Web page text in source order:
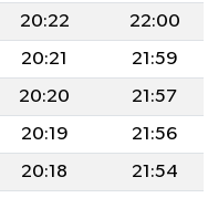
20:22
22:00
20:21
21:59
20:20
21:57
20:19
21:56
20:18
21:54